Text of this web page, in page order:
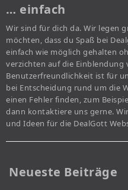
… einfach
Wir sind für dich da. Wir legen
möchten, dass du Spaß bei
einfach wie möglich gehalten
verzichten auf die Einblendung
Benutzerfreundlichkeit ist für
bei Entscheidung rund um die
einen Fehler finden, zum
dann kontaktiere uns gerne.
und Ideen für die DealGott
Neueste Beiträge